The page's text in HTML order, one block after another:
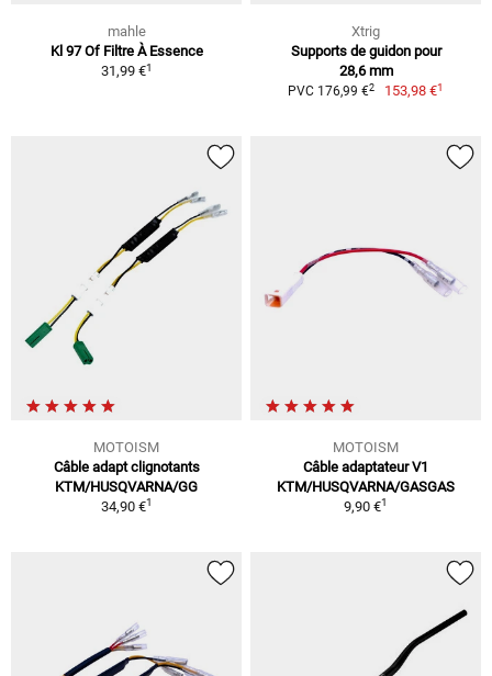
mahle
Kl 97 Of Filtre À Essence
31,99 €1
Xtrig
Supports de guidon pour
28,6 mm
PVC 176,99 €2 153,98 €1
MOTOISM
Câble adapt clignotants
KTM/HUSQVARNA/GG
34,90 €1
MOTOISM
Câble adaptateur V1
KTM/HUSQVARNA/GASGAS
9,90 €1